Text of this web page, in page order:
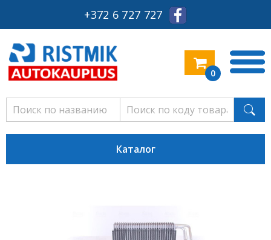
+372 6 727 727
0
Каталог